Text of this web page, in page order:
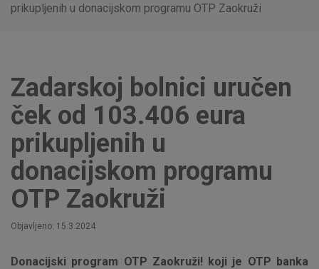
Srednja i velika poduzeća
Faktoring
O nama
prikupljenih u donacijskom programu OTP Zaokruži
Zadarskoj bolnici uručen
ček od 103.406 eura
prikupljenih u
donacijskom programu
OTP Zaokruži
Objavljeno: 15.3.2024
Donacijski program OTP Zaokruži! koji je OTP banka